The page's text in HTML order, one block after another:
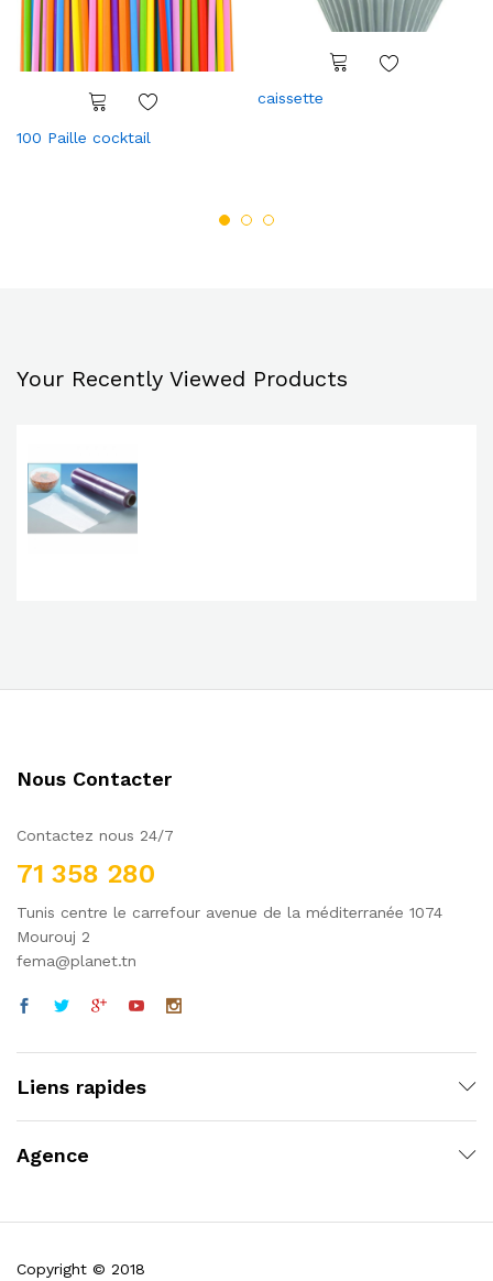
100 Paille cocktail
caissette
Your Recently Viewed Products
Nous Contacter
Contactez nous 24/7
71 358 280
Tunis centre le carrefour avenue de la méditerranée 1074
Mourouj 2
fema@planet.tn
Liens rapides
Agence
Copyright © 2018